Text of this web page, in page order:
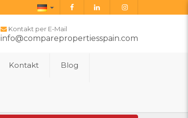
Deutsch
Kontakt per E-Mail
info@comparepropertiesspain.com
Kontakt Blog